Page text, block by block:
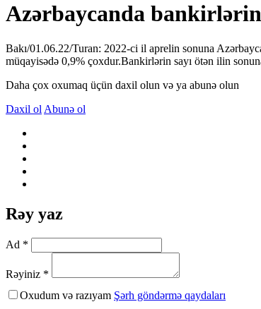
Azərbaycanda bankirlərin
Bakı/01.06.22/Turan: 2022-ci il aprelin sonuna
müqayisədə 0,9% çoxdur.Bankirlərin sayı ötən ilin
Daha çox oxumaq üçün daxil olun və ya abunə olun
Daxil ol Abunə ol
Rəy yaz
Ad *
Rəyiniz *
Oxudum və razıyam Şərh göndərmə qaydaları